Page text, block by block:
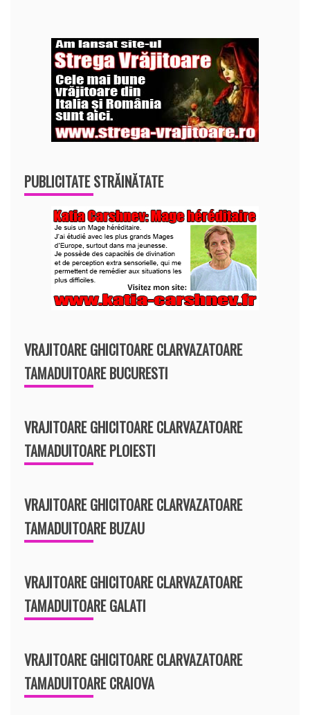
PUBLICITATE STRĂINĂTATE
VRAJITOARE GHICITOARE CLARVAZATOARE
TAMADUITOARE BUCURESTI
VRAJITOARE GHICITOARE CLARVAZATOARE
TAMADUITOARE PLOIESTI
VRAJITOARE GHICITOARE CLARVAZATOARE
TAMADUITOARE BUZAU
VRAJITOARE GHICITOARE CLARVAZATOARE
TAMADUITOARE GALATI
VRAJITOARE GHICITOARE CLARVAZATOARE
TAMADUITOARE CRAIOVA